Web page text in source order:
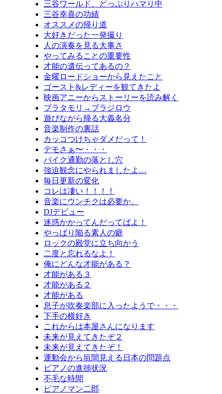
三谷ワールド、どっぷりハマり中
三谷幸喜の功績
オススメの帰り道
大好きだった一発撮り
人の演奏を見る大事さ
やってみることの重要性
才能の遺伝ってあるの？
金曜ロードショーから見えたこと
ゴースト&レディーを観てきたよ
映画アニーからストーリーを読み解く
ブラタモリ→ブラジロウ
遊びながら帰る大義名分
音楽制作の裏話
カッコつけちゃダメだって！
デモさぁ〜・・・
バイク通勤の落とし穴
強迫観念にやられましたよ…
毎日更新の変化
コレは凄い！！！！
音楽にウンチクは必要か。
DJデビュー
迷惑かかってんだってばよ！
やっぱり陥る素人の癖
ロックの殿堂に立ち向かう
二度と忘れるなよ！
俺にどんな才能がある？
才能がある３
才能がある２
才能がある
息子が吹奏楽部に入ったようで・・・
下手の横好き
これからは本屋さんになります
未来が見えてきたぞ２
未来が見えてきたぞ！
運動会から垣間見える日本の問題点
ピアノの進捗状況
不毛な時間
ピアノマン二郎